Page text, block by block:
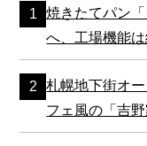
焼きたてパン
へ、工場機能
札幌地下街オ
フェ風の「吉